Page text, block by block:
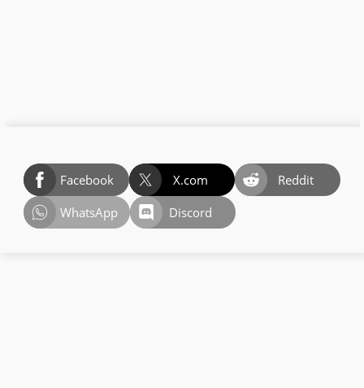
Facebook X.com
Reddit
WhatsApp
Discord